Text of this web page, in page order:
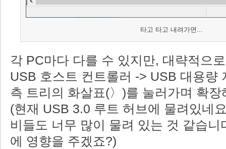
타고 타고 내려가면...
각 PC마다 다를 수 있지만, 대략적으
USB 호스트 컨트롤러 -> USB 대용량
측 트리의 화살표(〉)를 눌러가며 확
(현재 USB 3.0 루트 허브에 물려있네
비들도 너무 많이 물려 있는 것 같습
에 영향을 주겠죠?)